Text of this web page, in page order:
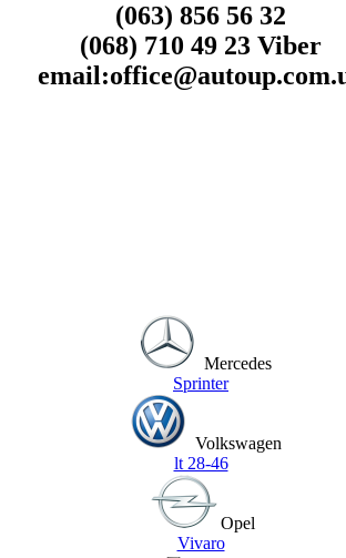
(063) 856 56 32
(068) 710 49 23 Viber
Mercedes
Sprinter
Volkswagen
lt 28-46
Opel
Vivaro